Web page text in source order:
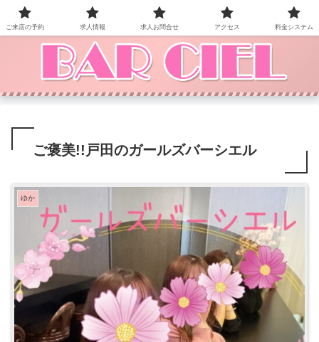
BAR CIEL！ご来店お待ちしています。
ご褒美!!戸田のガールズバーシエル
ゆか
ご来店の予約 求人情報 求人お問合せ アクセス 料金システム